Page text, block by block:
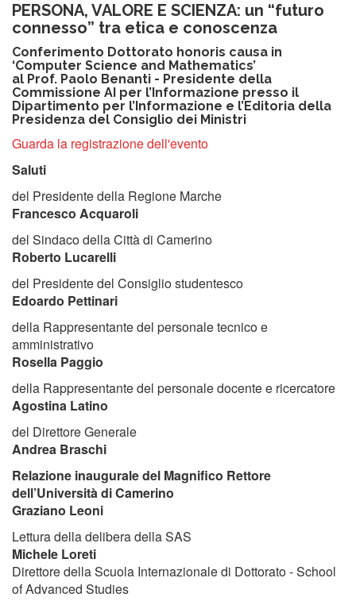
PERSONA, VALORE E SCIENZA: un “futuro
connesso” tra etica e conoscenza
Conferimento Dottorato honoris causa in
‘Computer Science and Mathematics’
al Prof. Paolo Benanti - Presidente della
Commissione AI per l’Informazione presso il
Dipartimento per l’Informazione e l’Editoria della
Presidenza del Consiglio dei Ministri
Guarda la registrazione dell'evento
Saluti
del Presidente della Regione Marche
Francesco Acquaroli
del Sindaco della Città di Camerino
Roberto Lucarelli
del Presidente del Consiglio studentesco
Edoardo Pettinari
della Rappresentante del personale tecnico e
amministrativo
Rosella Paggio
della Rappresentante del personale docente e ricercatore
Agostina Latino
del Direttore Generale
Andrea Braschi
Relazione inaugurale del Magnifico Rettore
dell’Università di Camerino
Graziano Leoni
Lettura della delibera della SAS
Michele Loreti
Direttore della Scuola Internazionale di Dottorato - School
of Advanced Studies